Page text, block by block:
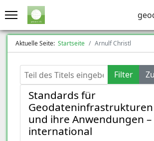
Aktuelle Seite: Startseite Arnulf Christl
Teil des Titels eingeben Filter
Standards für
Geodateninfrastrukturen
und ihre Anwendungen –
international